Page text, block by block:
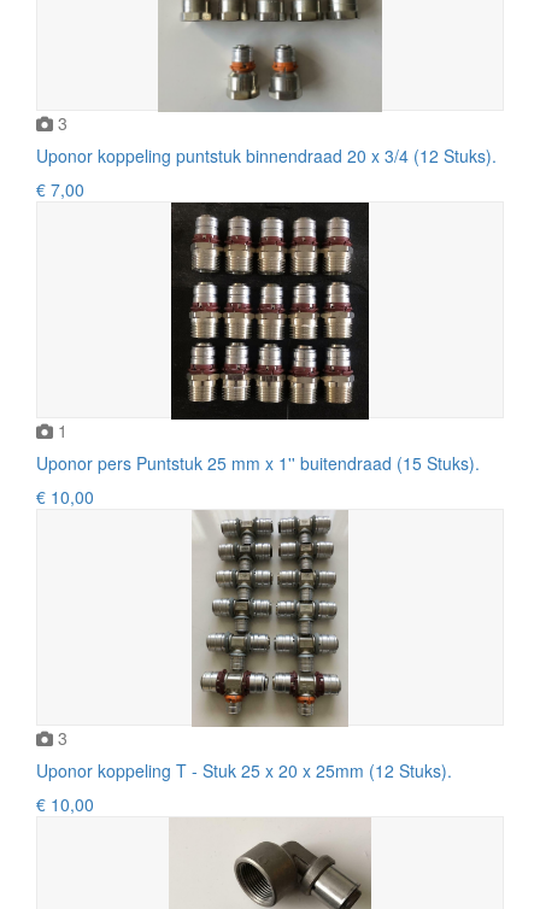
3
Uponor koppeling puntstuk binnendraad 20 x 3/4 (12 Stuks).
€ 7,00
1
Uponor pers Puntstuk 25 mm x 1'' buitendraad (15 Stuks).
€ 10,00
3
Uponor koppeling T - Stuk 25 x 20 x 25mm (12 Stuks).
€ 10,00